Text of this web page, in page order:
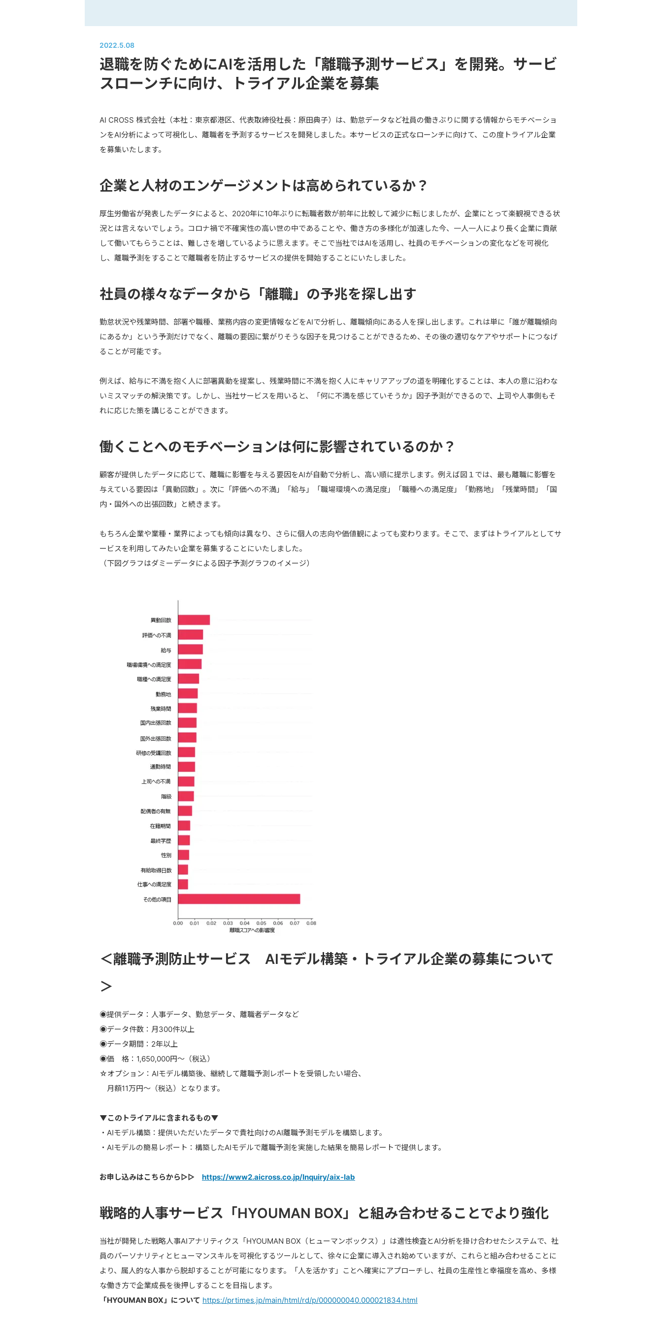
2022.5.08
退職を防ぐためにAIを活用した「離職予測サービス」を開発。サービ
スローンチに向け、トライアル企業を募集
AI CROSS 株式会社（本社：東京都港区、代表取締役社⾧：原田典子）は、勤怠データなど社員の働きぶりに関する情報からモチベーショ
ンをAI分析によって可視化し、離職者を予測するサービスを開発しました。本サービスの正式なローンチに向けて、この度トライアル企業
を募集いたします。
企業と人材のエンゲージメントは高められているか？
厚生労働省が発表したデータによると、2020年に10年ぶりに転職者数が前年に比較して減少に転じましたが、企業にとって楽観視できる状
況とは言えないでしょう。コロナ禍で不確実性の高い世の中であることや、働き方の多様化が加速した今、一人一人により長く企業に貢献
して働いてもらうことは、難しさを増しているように思えます。そこで当社ではAIを活用し、社員のモチベーションの変化などを可視化
し、離職予測をすることで離職者を防止するサービスの提供を開始することにいたしました。
社員の様々なデータから「離職」の予兆を探し出す
勤怠状況や残業時間、部署や職種、業務内容の変更情報などをAIで分析し、離職傾向にある人を探し出します。これは単に「誰が離職傾向
にあるか」という予測だけでなく、離職の要因に繋がりそうな因子を見つけることができるため、その後の適切なケアやサポートにつなげ
ることが可能です。
例えば、給与に不満を抱く人に部署異動を提案し、残業時間に不満を抱く人にキャリアアップの道を明確化することは、本人の意に沿わな
いミスマッチの解決策です。しかし、当社サービスを用いると、「何に不満を感じていそうか」因子予測ができるので、上司や人事側もそ
れに応じた策を講じることができます。
働くことへのモチベーションは何に影響されているのか？
顧客が提供したデータに応じて、離職に影響を与える要因をAIが自動で分析し、高い順に提示します。例えば図１では、最も離職に影響を
与えている要因は「異動回数」。次に「評価への不満」「給与」「職場環境への満足度」「職種への満足度」「勤務地」「残業時間」「国
内・国外への出張回数」と続きます。
もちろん企業や業種・業界によっても傾向は異なり、さらに個人の志向や価値観によっても変わります。そこで、まずはトライアルとしてサ
ービスを利用してみたい企業を募集することにいたしました。
（下図グラフはダミーデータによる因子予測グラフのイメージ）
＜離職予測防止サービス AIモデル構築・トライアル企業の募集について
＞
◉提供データ：人事データ、勤怠データ、離職者データなど
◉データ件数：月300件以上
◉データ期間：2年以上
◉価 格：1,650,000円〜（税込）
☆オプション：AIモデル構築後、継続して離職予測レポートを受領したい場合、
月額11万円〜（税込）となります。
▼このトライアルに含まれるもの▼
・AIモデル構築：提供いただいたデータで貴社向けのAI離職予測モデルを構築します。
・AIモデルの簡易レポート：構築したAIモデルで離職予測を実施した結果を簡易レポートで提供します。
お申し込みはこちらから▷▷ https://www2.aicross.co.jp/Inquiry/aix-lab
戦略的人事サービス「HYOUMAN BOX」と組み合わせることでより強化
当社が開発した戦略人事AIアナリティクス「HYOUMAN BOX（ヒューマンボックス）」は適性検査とAI分析を掛け合わせたシステムで、社
員のパーソナリティとヒューマンスキルを可視化するツールとして、徐々に企業に導入され始めていますが、これらと組み合わせることに
より、属人的な人事から脱却することが可能になります。「人を活かす」ことへ確実にアプローチし、社員の生産性と幸福度を高め、多様
な働き方で企業成長を後押しすることを目指します。
「HYOUMAN BOX」について https://prtimes.jp/main/html/rd/p/000000040.000021834.html